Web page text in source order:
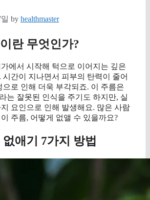
by healthmaster
란 무엇인가?
에서 시작해 턱으로 이어지는 깊은
시간이 지나면서 피부의 탄력이 줄어
으로 인해 더욱 부각되죠. 이 주름은
는 잘못된 인식을 주기도 하지만, 실
요인으로 인해 발생해요. 많은 사람
주름, 어떻게 없앨 수 있을까요?
애기 7가지 방법